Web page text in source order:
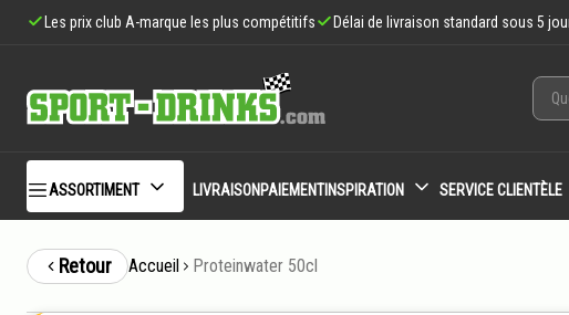
Les prix club A-marque les plus compétitifs Délai de livraison standard sous 5
ASSORTIMENT LIVRAISON PAIEMENTINSPIRATION SERVICE CLIENTÈLE
Retour Accueil Proteinwater 50cl